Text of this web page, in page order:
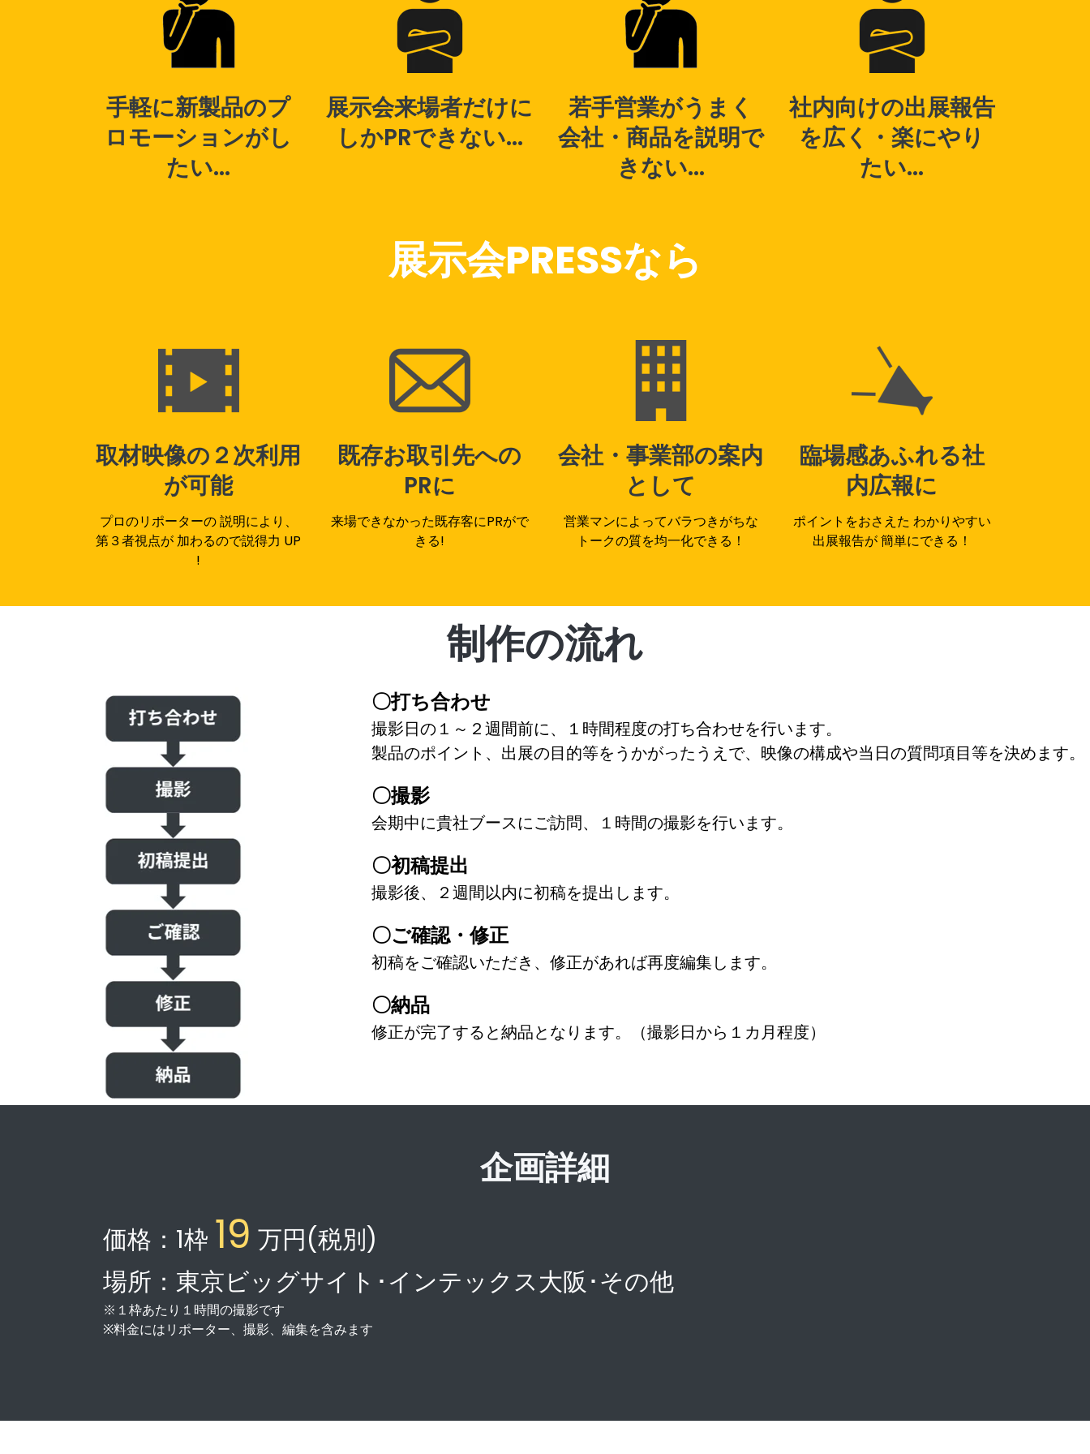
手軽に新製品のプ
ロモーションがし
たい...
展示会来場者だけに
しかPRできない...
若手営業がうまく
会社・商品を説明で
きない...
社内向けの出展報告
を広く・楽にやり
たい...
展示会PRESSなら
取材映像の２次利用
が可能
プロのリポーターの 説明により、
第３者視点が 加わるので説得力 UP
!
既存お取引先への
PRに
来場できなかった既存客にPRがで
きる!
会社・事業部の案内
として
営業マンによってバラつきがちな
トークの質を均一化できる！
臨場感あふれる社
内広報に
ポイントをおさえた わかりやすい
出展報告が 簡単にできる！
制作の流れ
〇打ち合わせ
撮影日の１～２週間前に、１時間程度の打ち合わせを行います。
製品のポイント、出展の目的等をうかがったうえで、映像の構成や当日の質問項目等を決めます。
〇撮影
会期中に貴社ブースにご訪問、１時間の撮影を行います。
〇初稿提出
撮影後、２週間以内に初稿を提出します。
〇ご確認・修正
初稿をご確認いただき、修正があれば再度編集します。
〇納品
修正が完了すると納品となります。（撮影日から１カ月程度）
企画詳細
価格：1枠 19 万円(税別)
場所：東京ビッグサイト･インテックス大阪･その他
※１枠あたり１時間の撮影です
※料金にはリポーター、撮影、編集を含みます